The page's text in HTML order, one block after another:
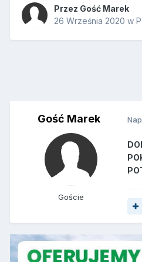
Przez Gość Marek
26 Września 2020 w
Gość Marek
Goście